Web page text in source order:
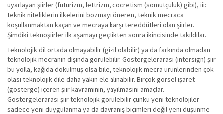
uyarlayan şiirler (futurizm, lettrizm, cocretism (somutçuluk) gibi), iii:
teknik niteliklerin ilkelerini bozmayı öneren, teknik mecraca
koşullanmaktan kaçan ve mecraya karşı tereddütleri olan şiirler.
Şimdiki teknoşiirler ilk aşamayı geçtikten sonra ikincisinde takıldılar.
Teknolojik dil ortada olmayabilir (gizil olabilir) ya da farkında olmadan
teknolojik mecranın dışında görülebilir. Göstergelerarası (intersign) şiir
bu yolla, kağıda dökülmüş olsa bile, teknolojik mecra ürünlerinden çok
olası teknolojik dile daha yakın ele alınabilir. Birçok görsel işaret
(gösterge) içeren şiir kavramının, yayılmasını amaçlar.
Göstergelerarası şiir teknolojik görülebilir çünkü yeni teknolojiler
sadece yeni duygulanma ya da davranış biçimleri değil yeni düşünme